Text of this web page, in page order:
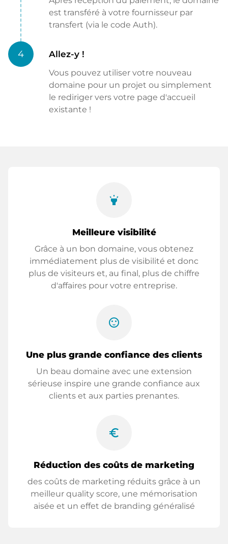
est transféré à votre fournisseur par
transfert (via le code Auth).
4 Allez-y !
Vous pouvez utiliser votre nouveau
domaine pour un projet ou simplement
le rediriger vers votre page d'accueil
existante !
highlight
Meilleure visibilité
Grâce à un bon domaine, vous obtenez
immédiatement plus de visibilité et donc
plus de visiteurs et, au final, plus de chiffre
d'affaires pour votre entreprise.
sentiment_satisfied
Une plus grande confiance des clients
Un beau domaine avec une extension
sérieuse inspire une grande confiance aux
clients et aux parties prenantes.
euro_symbol
Réduction des coûts de marketing
des coûts de marketing réduits grâce à un
meilleur quality score, une mémorisation
aisée et un effet de branding généralisé